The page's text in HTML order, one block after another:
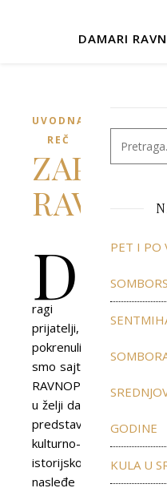
DAMARI
UVODNA
REČ
D
ragi
prijatelji,
pokrenuli
smo sajt
RAVNOPLOV
u želji da
predstavimo
kulturno-
istorijsko
nasleđe
PET I PO
GODINE
KULA U